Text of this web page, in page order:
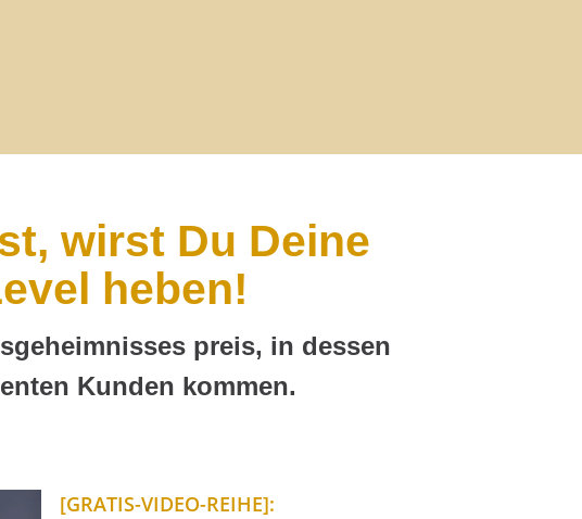
wirst Du Deine
heben!
preis, in dessen
Kunden kommen.
[GRATIS-VIDEO-REIHE]: